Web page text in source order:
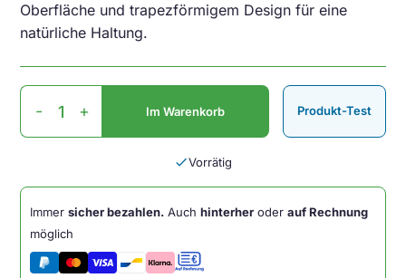
Oberfläche und trapezförmigem Design für eine
natürliche Haltung.
Trapezium
Wrist
Rest
- + Im Warenkorb Produkt-Test
doneVorrätig
Immersicher bezahlen. Auchhinterher oderauf Rechnung
möglich